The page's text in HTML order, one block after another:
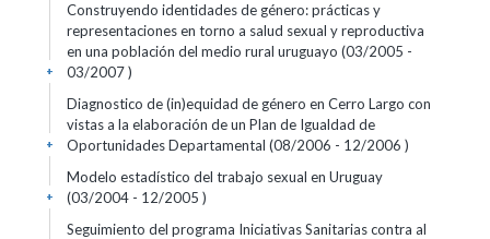
Construyendo identidades de género: prácticas y
representaciones en torno a salud sexual y reproductiva
en una población del medio rural uruguayo (03/2005 -
03/2007 )
+
Diagnostico de (in)equidad de género en Cerro Largo con
vistas a la elaboración de un Plan de Igualdad de
Oportunidades Departamental (08/2006 - 12/2006 )
+
Modelo estadístico del trabajo sexual en Uruguay
(03/2004 - 12/2005 )
+
Seguimiento del programa Iniciativas Sanitarias contra al